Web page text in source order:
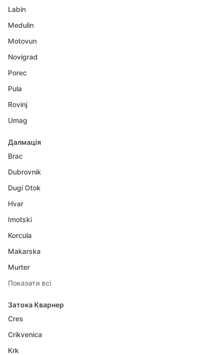
Labin
Medulin
Motovun
Novigrad
Porec
Pula
Rovinj
Umag
Далмація
Brac
Dubrovnik
Dugi Otok
Hvar
Imotski
Korcula
Makarska
Murter
Показати всі
Затока Кварнер
Cres
Crikvenica
Krk